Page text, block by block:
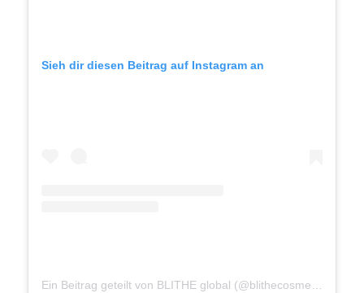
Sieh dir diesen Beitrag auf Instagram an
Ein Beitrag geteilt von BLITHE global (@blithecosmetic)